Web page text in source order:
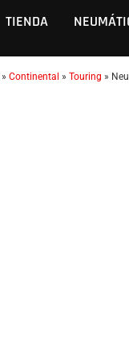
TIENDA
» Continental » Touring »